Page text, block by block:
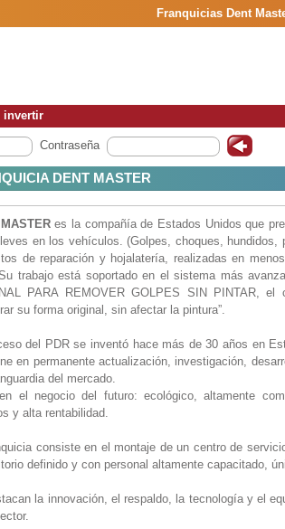
Franquicias Dent
invertir
Contraseña
DENT MASTER
es la compañía de Estados Unidos que
en los vehículos. (Golpes, choques,
de reparación y hojalatería, realizadas en
trabajo está soportado en el sistema más
PARA REMOVER GOLPES SIN PINTAR,
su forma original, sin afectar la pintura”.
del PDR se inventó hace más de 30 años en
en permanente actualización, investigación,
del mercado.
el negocio del futuro: ecológico, altamente
y alta rentabilidad.
consiste en el montaje de un centro de
definido y con personal altamente capacitado,
la innovación, el respaldo, la tecnología y el